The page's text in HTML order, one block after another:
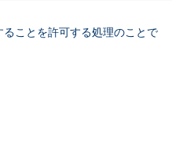
ことを許可する処理のことで